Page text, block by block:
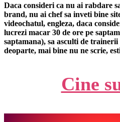
Daca consideri ca nu ai rabdare
brand, nu ai chef sa inveti bine
videochatul, engleza, daca
lucrezi macar 30 de ore pe
saptamana), sa asculti de
deoparte, mai bine nu ne scrie,
Cine